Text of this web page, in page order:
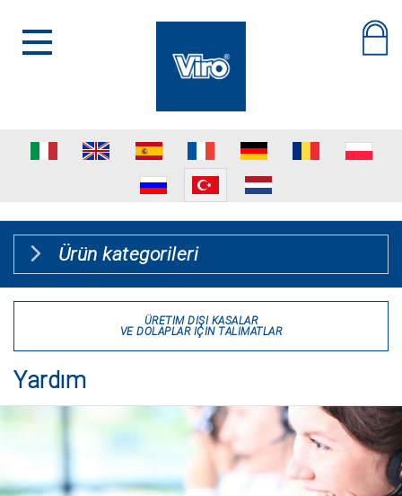
Ürün kategorileri
ÜRETIM DIŞI KASALAR
VE DOLAPLAR IÇIN TALIMATLAR
Yardım